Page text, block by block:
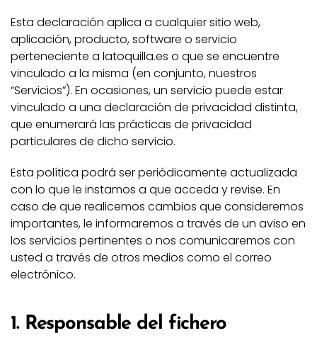
Esta declaración aplica a cualquier sitio web,
aplicación, producto, software o servicio
perteneciente a latoquilla.es o que se encuentre
vinculado a la misma (en conjunto, nuestros
“Servicios”). En ocasiones, un servicio puede estar
vinculado a una declaración de privacidad distinta,
que enumerará las prácticas de privacidad
particulares de dicho servicio.
Esta política podrá ser periódicamente actualizada
con lo que le instamos a que acceda y revise. En
caso de que realicemos cambios que consideremos
importantes, le informaremos a través de un aviso en
los servicios pertinentes o nos comunicaremos con
usted a través de otros medios como el correo
electrónico.
1. Responsable del fichero